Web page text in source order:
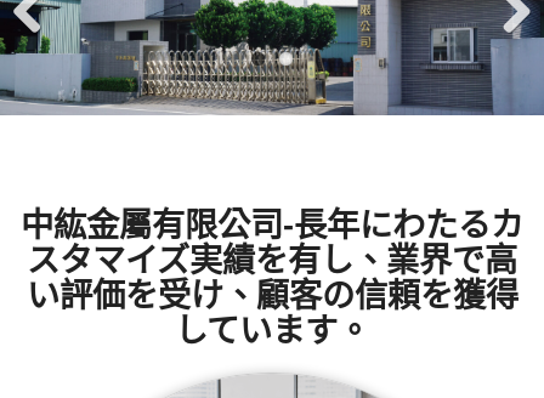
Previ
ous
中紘金屬有限公司-長年にわたるカ
スタマイズ実績を有し、業界で高
い評価を受け、顧客の信頼を獲得
しています。